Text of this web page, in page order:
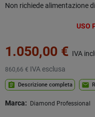
Non richiede alimentazione
USO
1.050,00 € IVA
860,66 € IVA esclusa
assignment Descrizione completa mail
Marca: Diamond Professional